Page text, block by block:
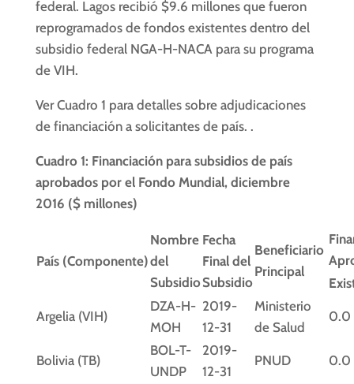
federal. Lagos recibió $9.6 millones que fueron
reprogramados de fondos existentes dentro del
subsidio federal NGA-H-NACA para su programa
de VIH.
Ver Cuadro 1 para detalles sobre adjudicaciones
de financiación a solicitantes de país. .
Cuadro 1: Financiación para subsidios de país
aprobados por el Fondo Mundial, diciembre
2016 ($ millones)
País (Componente)
Nombre
del
Subsidio
Fecha
Final del
Subsidio
Beneficiario
Principal
Argelia (VIH)
DZA-H-
MOH
2019-
12-31
Ministerio
de Salud
0.0
Bolivia (TB)
BOL-T-
UNDP
2019-
12-31
PNUD 0.0